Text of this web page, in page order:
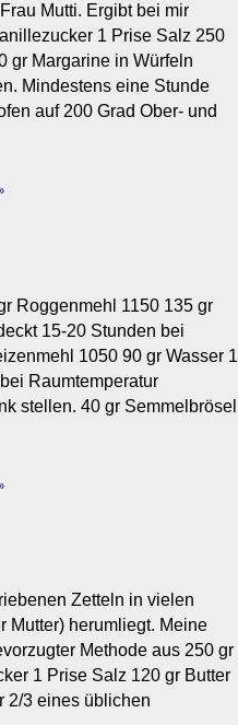
Mutti. Ergibt bei mir
1 Prise Salz 250
gr Margarine in Würfeln
Mindestens eine Stunde
auf 200 Grad Ober- und
Roggenmehl 1150 135 gr
15-20 Stunden bei
1050 90 gr Wasser 1
Raumtemperatur
stellen. 40 gr Semmelbrösel
Zetteln in vielen
Mutter) herumliegt. Meine
Methode aus 250 gr
1 Prise Salz 120 gr Butter
2/3 eines üblichen